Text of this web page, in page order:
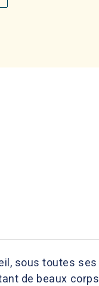
sous toutes ses
de beaux corps